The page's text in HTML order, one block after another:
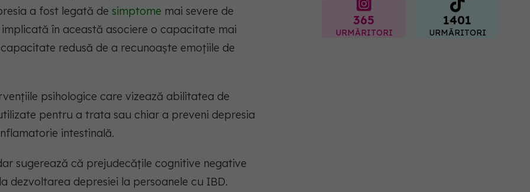
a fost legată de simptome mai severe de
în această asociere o capacitate mai
redusă de a recunoaște emoțiile de
psihologice care vizează abilitatea de
pentru a trata sau chiar a preveni depresia
intestinală.
sugerează că prejudecățile cognitive negative
depresiei la persoanele cu IBD.
365
URMĂRITORI
1401
URMĂRITORI